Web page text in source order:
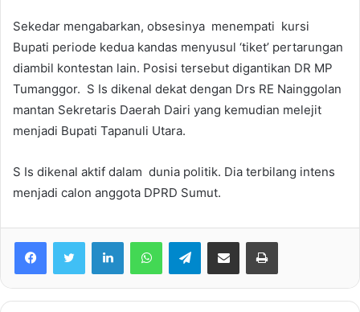
Sekedar mengabarkan, obsesinya menempati kursi
Bupati periode kedua kandas menyusul ‘tiket’ pertarungan
diambil kontestan lain. Posisi tersebut digantikan DR MP
Tumanggor. S Is dikenal dekat dengan Drs RE Nainggolan
mantan Sekretaris Daerah Dairi yang kemudian melejit
menjadi Bupati Tapanuli Utara.
S Is dikenal aktif dalam dunia politik. Dia terbilang intens
menjadi calon anggota DPRD Sumut.
Telegram